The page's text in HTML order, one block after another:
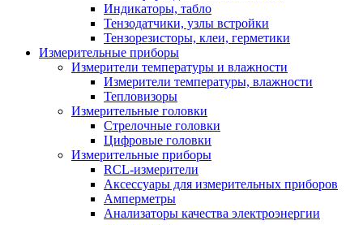
Индикаторы, табло
Тензодатчики, узлы встройки
Тензорезисторы, клеи, герметики
Измерительные приборы
Измерители температуры и влажности
Измерители температуры, влажности
Тепловизоры
Измерительные головки
Стрелочные головки
Цифровые головки
Измерительные приборы
RCL-измерители
Аксессуары для измерительных приборов
Амперметры
Анализаторы качества электроэнергии